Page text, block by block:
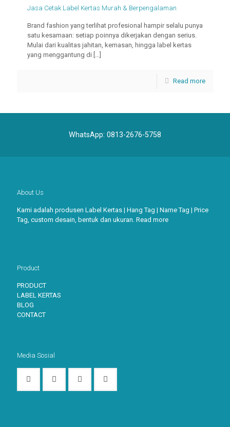
Jasa Cetak Label Kertas Murah & Berpengalaman
Brand fashion yang terlihat profesional hampir selalu punya
satu kesamaan: setiap poinnya dikerjakan dengan serius.
Mulai dari kualitas jahitan, kemasan, hingga label kertas
yang menggantung di […]
Read more
WhatsApp: 0813-2676-5758
About Us
Kami adalah produsen Label Kertas | Hang Tag | Name Tag | Price
Tag, custom desain, bentuk dan ukuran. Read more
Product
PRODUCT
LABEL KERTAS
BLOG
CONTACT
Media Sosial